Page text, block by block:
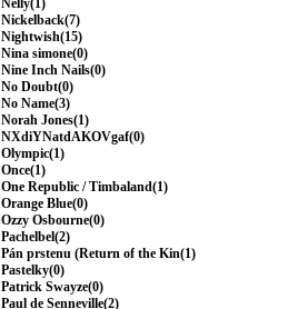
Nelly(1)
Nickelback(7)
Nightwish(15)
Nina simone(0)
Nine Inch Nails(0)
No Doubt(0)
No Name(3)
Norah Jones(1)
NXdiYNatdAKOVgaf(0)
Olympic(1)
Once(1)
One Republic / Timbaland(1)
Orange Blue(0)
Ozzy Osbourne(0)
Pachelbel(2)
Pán prstenu (Return of the Kin(1)
Pastelky(0)
Patrick Swayze(0)
Paul de Senneville(2)